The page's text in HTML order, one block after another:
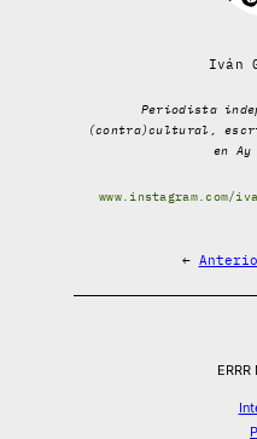
Iván
Periodista
(contra)cultural,
en
www.instagram.com/
←
ERRR